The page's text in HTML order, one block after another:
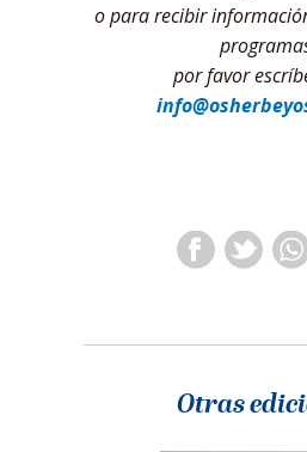
o para recibir
por favor
Otras